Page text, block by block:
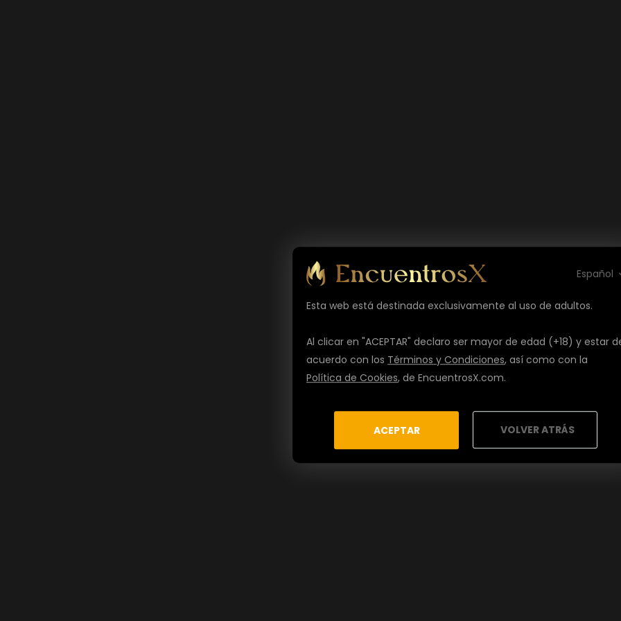
Español
Esta web está destinada exclusivamente al uso de adultos.
Al clicar en "ACEPTAR" declaro ser mayor de edad (+18) y estar
acuerdo con los Términos y Condiciones, así como con la
Política de Cookies, de EncuentrosX.com.
ACEPTAR VOLVER ATRÁS